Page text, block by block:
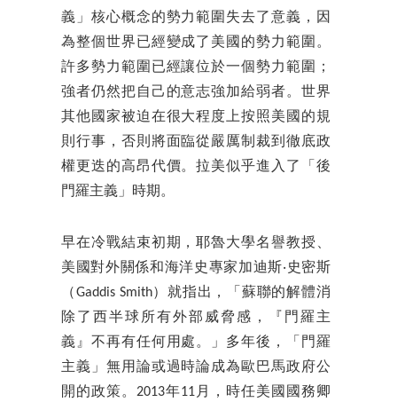
義」核心概念的勢力範圍失去了意義，因
為整個世界已經變成了美國的勢力範圍。
許多勢力範圍已經讓位於一個勢力範圍；
強者仍然把自己的意志強加給弱者。世界
其他國家被迫在很大程度上按照美國的規
則行事，否則將面臨從嚴厲制裁到徹底政
權更迭的高昂代價。拉美似乎進入了「後
門羅主義」時期。
早在冷戰結束初期，耶魯大學名譽教授、
美國對外關係和海洋史專家加迪斯‧史密斯
（Gaddis Smith）就指出，「蘇聯的解體消
除了西半球所有外部威脅感，『門羅主
義』不再有任何用處。」多年後，「門羅
主義」無用論或過時論成為歐巴馬政府公
開的政策。2013年11月，時任美國國務卿